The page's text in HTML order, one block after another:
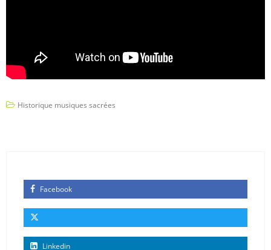
Historique musiques sacrées
Facebook
Linkedin